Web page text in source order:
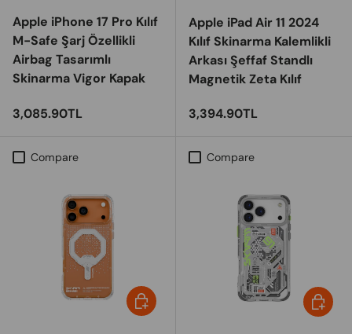
Apple iPhone 17 Pro Kılıf
M-Safe Şarj Özellikli
Airbag Tasarımlı
Skinarma Vigor Kapak
Regular price
3,085.90TL
Apple iPad Air 11 2024
Kılıf Skinarma Kalemlikli
Arkası Şeffaf Standlı
Magnetik Zeta Kılıf
Regular price
3,394.90TL
Compare
Choose options
Compare